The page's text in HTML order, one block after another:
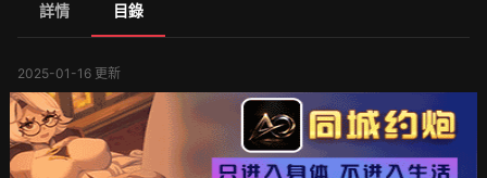
詳情 目錄
2025-01-16 更新